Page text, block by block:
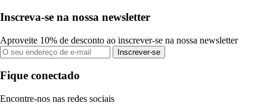
Inscreva-se na nossa newsletter
Aproveite 10% de desconto ao inscrever-se na nossa newsletter
Inscrever-se
Fique conectado
Encontre-nos nas redes sociais